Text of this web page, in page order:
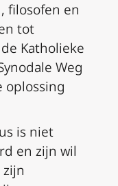
filosofen en
tot
Katholieke
Weg
oplossing
is niet
en zijn wil